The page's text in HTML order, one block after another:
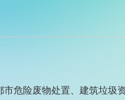
危险废物处置、建筑垃圾